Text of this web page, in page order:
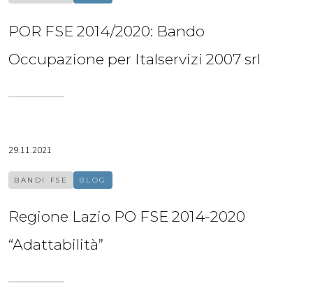
POR FSE 2014/2020: Bando
Occupazione per Italservizi 2007 srl
29.11.2021
BANDI FSE BLOG
Regione Lazio PO FSE 2014-2020
“Adattabilità”